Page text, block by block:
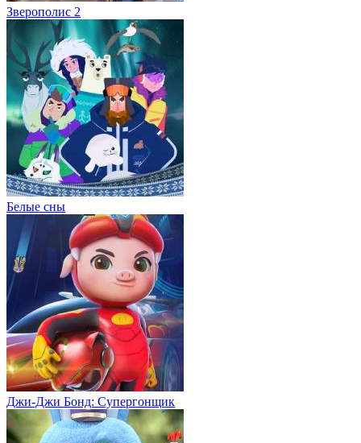
Зверополис 2
Белые сны
Джи-Джи Бонд: Супергонщик